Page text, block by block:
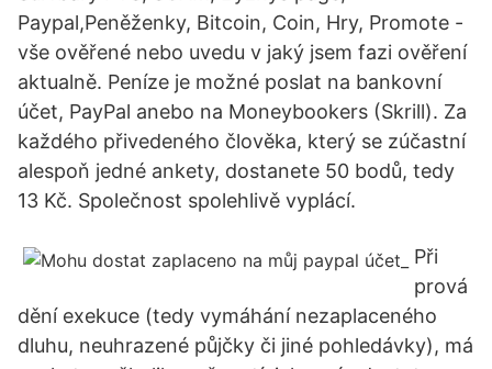
Paypal,Peněženky, Bitcoin, Coin, Hry, Promote -
vše ověřené nebo uvedu v jaký jsem fazi ověření
aktualně. Peníze je možné poslat na bankovní
účet, PayPal anebo na Moneybookers (Skrill). Za
každého přivedeného člověka, který se zúčastní
alespoň jedné ankety, dostanete 50 bodů, tedy
13 Kč. Společnost spolehlivě vyplácí.
Při
prová
dění exekuce (tedy vymáhání nezaplaceného
dluhu, neuhrazené půjčky či jiné pohledávky), má